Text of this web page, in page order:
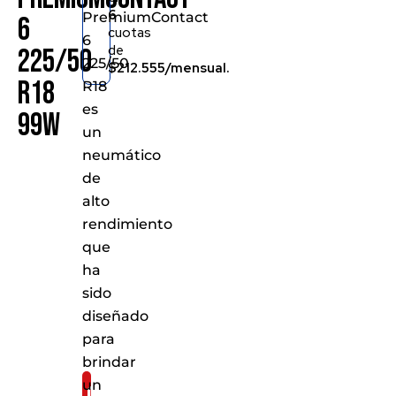
6
225/50
R18
99W
6
cuotas
de
$212.555/mensual.
PremiumContact
6
225/50
R18
es
un
neumático
de
alto
rendimiento
que
ha
sido
diseñado
para
brindar
un